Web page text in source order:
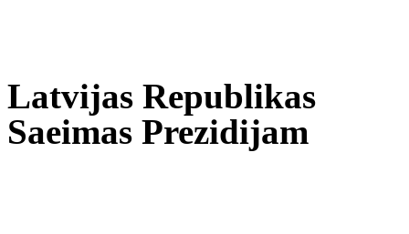
Latvijas Republikas
Saeimas Prezidijam